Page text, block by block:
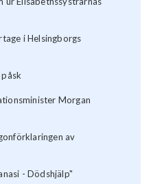
i Helsingborgs
Morgan
av
- Dödshjälp"